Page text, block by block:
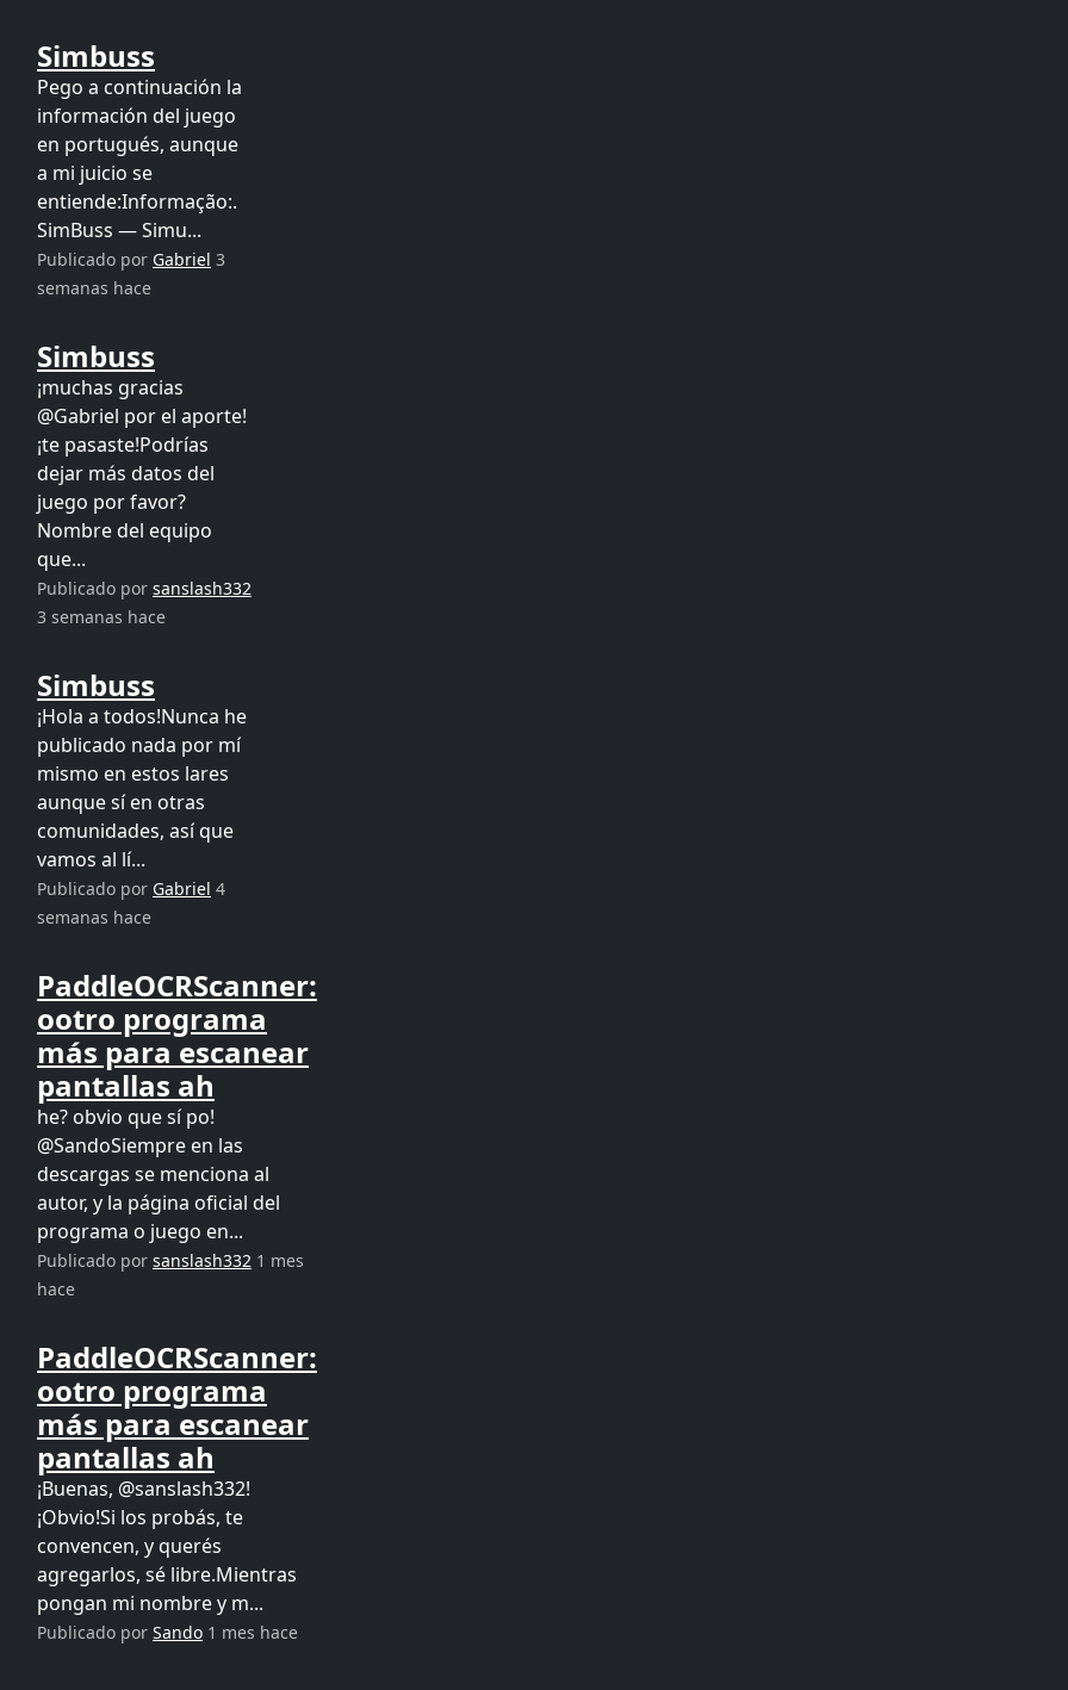
Simbuss
Pego a continuación la
información del juego
en portugués, aunque
a mi juicio se
entiende:Informação:.
SimBuss — Simu...
Publicado por Gabriel 3
semanas hace
Simbuss
¡muchas gracias
@Gabriel por el aporte!
¡te pasaste!Podrías
dejar más datos del
juego por favor?
Nombre del equipo
que...
Publicado por sanslash332
3 semanas hace
Simbuss
¡Hola a todos!Nunca he
publicado nada por mí
mismo en estos lares
aunque sí en otras
comunidades, así que
vamos al lí...
Publicado por Gabriel 4
semanas hace
PaddleOCRScanner:
ootro programa
más para escanear
pantallas ah
he? obvio que sí po!
@SandoSiempre en las
descargas se menciona al
autor, y la página oficial del
programa o juego en...
Publicado por sanslash332 1 mes
hace
PaddleOCRScanner:
ootro programa
más para escanear
pantallas ah
¡Buenas, @sanslash332!
¡Obvio!Si los probás, te
convencen, y querés
agregarlos, sé libre.Mientras
pongan mi nombre y m...
Publicado por Sando 1 mes hace